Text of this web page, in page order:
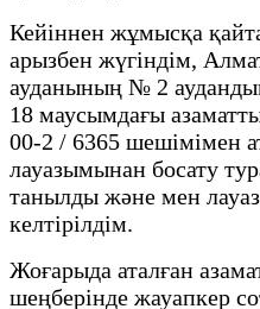
Кейіннен жұмысқа
арызбен жүгіндім,
ауданының № 2
18 маусымдағы
00-2 / 6365 шешімімен
лауазымынан босату
танылды және мен
келтірілдім.
Жоғарыда аталған
шеңберінде жауапкер